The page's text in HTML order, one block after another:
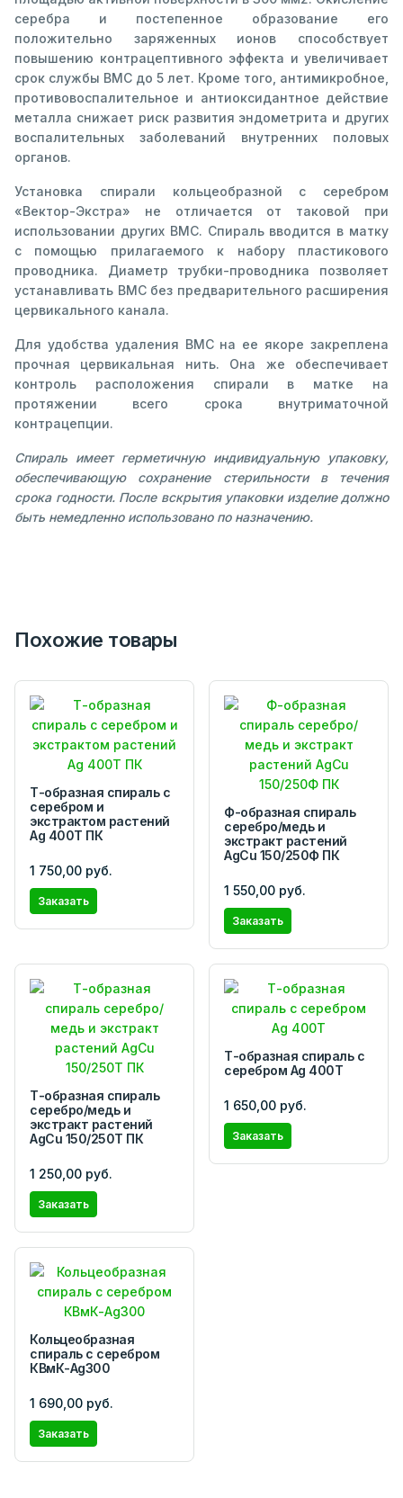
серебра и постепенное образование его
положительно заряженных ионов способствует
повышению контрацептивного эффекта и увеличивает
срок службы ВМС до 5 лет. Кроме того, антимикробное,
противовоспалительное и антиоксидантное действие
металла снижает риск развития эндометрита и других
воспалительных заболеваний внутренних половых
органов.
Установка спирали кольцеобразной с серебром
«Вектор-Экстра» не отличается от таковой при
использовании других ВМС. Спираль вводится в матку
с помощью прилагаемого к набору пластикового
проводника. Диаметр трубки-проводника позволяет
устанавливать ВМС без предварительного расширения
цервикального канала.
Для удобства удаления ВМС на ее якоре закреплена
прочная цервикальная нить. Она же обеспечивает
контроль расположения спирали в матке на
протяжении всего срока внутриматочной
контрацепции.
Спираль имеет герметичную индивидуальную упаковку,
обеспечивающую сохранение стерильности в течения
срока годности. После вскрытия упаковки изделие должно
быть немедленно использовано по назначению.
Похожие товары
Т-образная спираль с
серебром и
экстрактом растений
Ag 400T ПК
1 750,00 руб.
Заказать
Ф-образная спираль
серебро/медь и
экстракт растений
AgCu 150/250Ф ПК
1 550,00 руб.
Заказать
Т-образная спираль
серебро/медь и
экстракт растений
AgCu 150/250Т ПК
1 250,00 руб.
Заказать
Т-образная спираль с
серебром Ag 400T
1 650,00 руб.
Заказать
Кольцеобразная
спираль с серебром
КВмК-Ag300
1 690,00 руб.
Заказать